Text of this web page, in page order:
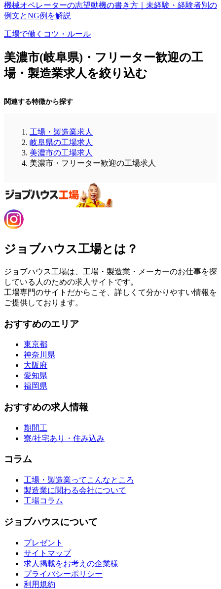
機械オペレーターの志望動機の書き方｜未経験・経験者別の
例文とNG例を解説
工場で働くコツ・ルール
美濃市(岐阜県)・フリーター歓迎の工
場・製造業求人を絞り込む
関連する特徴から探す
工場・製造業求人
岐阜県の工場求人
美濃市の工場求人
美濃市・フリーター歓迎の工場求人
ジョブハウス工場とは？
ジョブハウス工場は、工場・製造業・メーカーのお仕事を探
している人のための求人サイトです。
工場専門のサイトだからこそ、詳しくて分かりやすい情報を
ご提供しております。
おすすめのエリア
東京都
神奈川県
大阪府
愛知県
福岡県
おすすめの求人情報
期間工
寮/社宅あり・住み込み
コラム
工場・製造業ってこんなところ
製造業に関わる会社について
工場コラム
ジョブハウスについて
プレゼント
サイトマップ
求人掲載をお考えの企業様
プライバシーポリシー
利用規約